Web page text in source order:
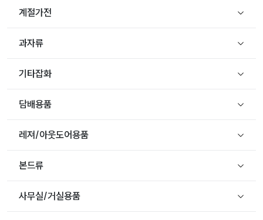
계절가전
과자류
기타잡화
담배용품
레져/아웃도어용품
본드류
사무실/거실용품